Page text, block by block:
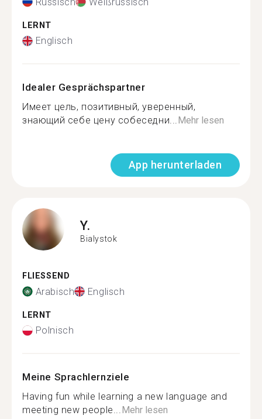
LERNT
Englisch
Idealer Gesprächspartner
Имеет цель, позитивный, уверенный,
знающий себе цену собеседни...Mehr lesen
App herunterladen
Y.
Bialystok
FLIESSEND
Arabisch Englisch
LERNT
Polnisch
Meine Sprachlernziele
Having fun while learning a new language and
meeting new people...Mehr lesen